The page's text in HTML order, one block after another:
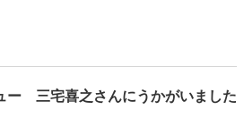
ー 三宅喜之さんにうかがいました